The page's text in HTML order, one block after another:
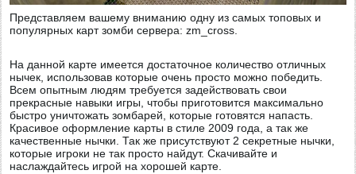
Представляем вашему вниманию одну из самых топовых и
популярных карт зомби сервера: zm_cross.
На данной карте имеется достаточное количество отличных
нычек, использовав которые очень просто можно победить.
Всем опытным людям требуется задействовать свои
прекрасные навыки игры, чтобы приготовится максимально
быстро уничтожать зомбарей, которые готовятся напасть.
Красивое оформление карты в стиле 2009 года, а так же
качественные нычки. Так же присутствуют 2 секретные нычки,
которые игроки не так просто найдут. Скачивайте и
наслаждайтесь игрой на хорошей карте.